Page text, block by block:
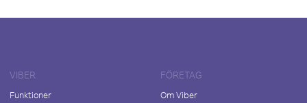
VIBER
Funktioner
FÖRETAG
Om Viber